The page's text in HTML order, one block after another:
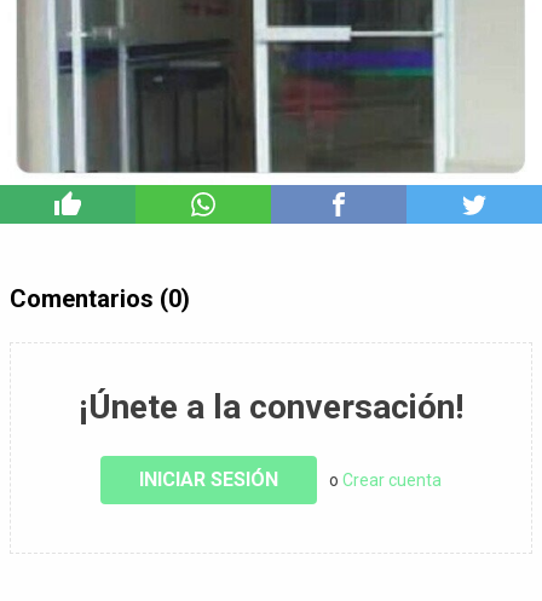
Comentarios (0)
¡Únete a la conversación!
INICIAR SESIÓN o Crear cuenta